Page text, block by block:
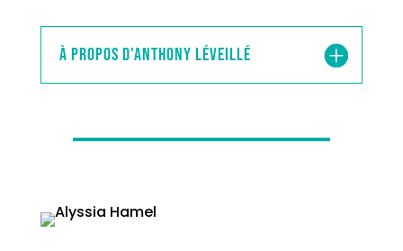
À propos d'Anthony Léveillé